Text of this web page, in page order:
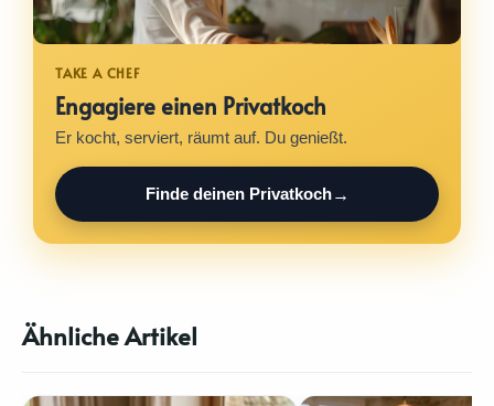
Engagiere einen Privatkoch
Er kocht, serviert, räumt auf. Du genießt.
Finde deinen Privatkoch
Ähnliche Artikel